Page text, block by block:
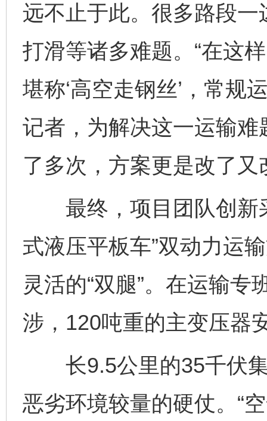
远不止于此。很多路段
打滑等诸多难题。“在这
堪称‘高空走钢丝’，常规
记者，为解决这一运输
了多次，方案更是改了又
最终，项目团队创新
式液压平板车”双动力运
灵活的“双腿”。在运输
涉，120吨重的主变压器
长9.5公里的35千伏集
恶劣环境较量的硬仗。“